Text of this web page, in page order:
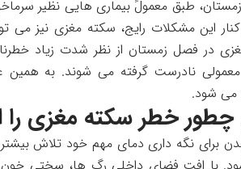
زمستان، طبق معمولً بیماری هایی نظیر
کنار این مشکلات رایج، سکته مغزی نیز
در فصل زمستان از نظر شدت زیاد
نادرست گرفته می شوند. به
می شود.
چطور خطر سکته مغزی
برای نگه داری دمای مهم خود تلاش